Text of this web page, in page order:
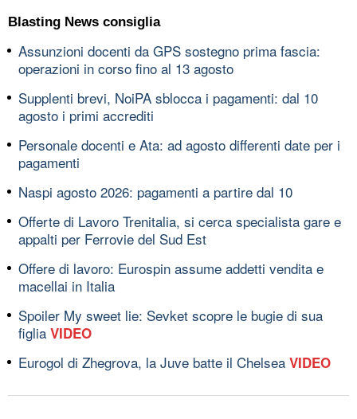
Blasting News consiglia
Assunzioni docenti da GPS sostegno prima fascia:
operazioni in corso fino al 13 agosto
Supplenti brevi, NoiPA sblocca i pagamenti: dal 10
agosto i primi accrediti
Personale docenti e Ata: ad agosto differenti date per i
pagamenti
Naspi agosto 2026: pagamenti a partire dal 10
Offerte di Lavoro Trenitalia, si cerca specialista gare e
appalti per Ferrovie del Sud Est
Offere di lavoro: Eurospin assume addetti vendita e
macellai in Italia
Spoiler My sweet lie: Sevket scopre le bugie di sua
figlia VIDEO
Eurogol di Zhegrova, la Juve batte il Chelsea VIDEO